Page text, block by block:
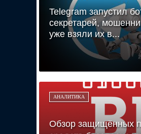
Telegram запустил
секретарей,
уже взяли их в...
АНАЛИТИКА
Обзор защищённых